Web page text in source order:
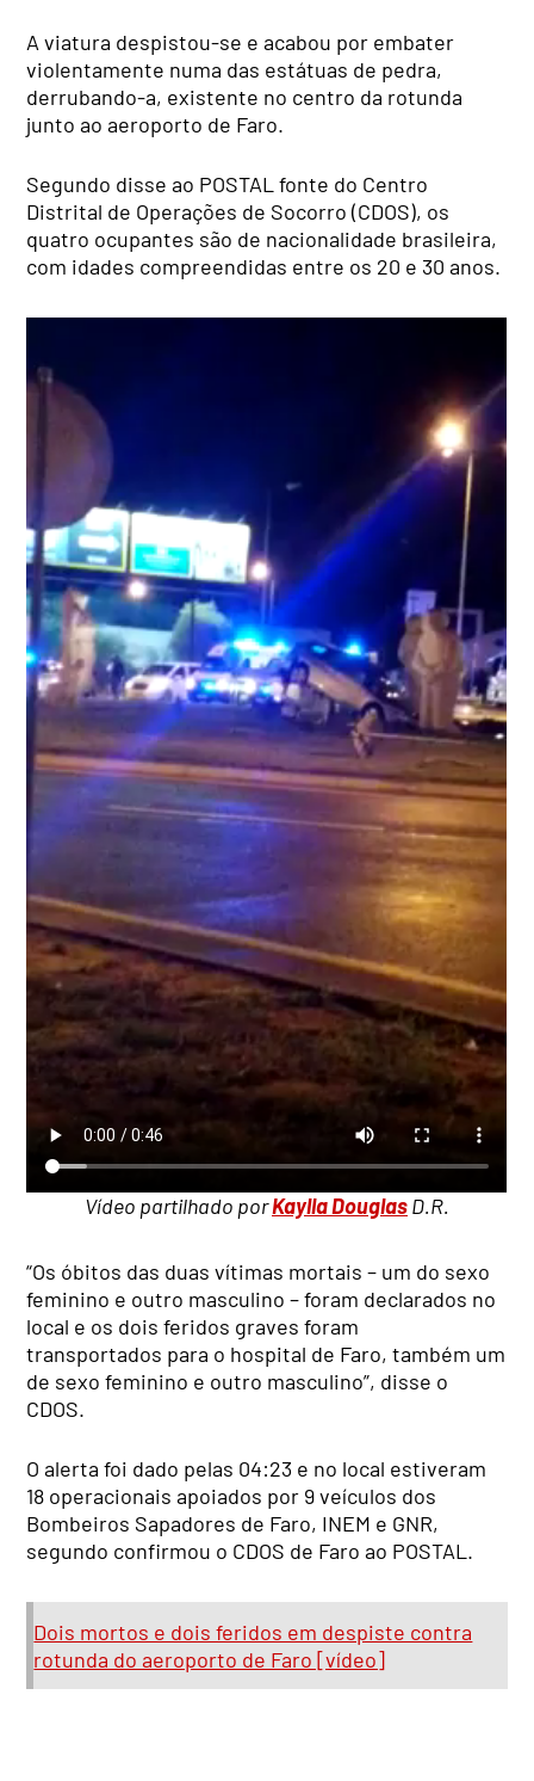
A viatura despistou-se e acabou por embater
violentamente numa das estátuas de pedra,
derrubando-a, existente no centro da rotunda
junto ao aeroporto de Faro.
Segundo disse ao POSTAL fonte do Centro
Distrital de Operações de Socorro (CDOS), os
quatro ocupantes são de nacionalidade brasileira,
com idades compreendidas entre os 20 e 30 anos.
Vídeo partilhado porKaylla DouglasD.R.
“Os óbitos das duas vítimas mortais – um do sexo
feminino e outro masculino – foram declarados no
local e os dois feridos graves foram
transportados para o hospital de Faro, também um
de sexo feminino e outro masculino”, disse o
CDOS.
O alerta foi dado pelas 04:23 e no local estiveram
18 operacionais apoiados por 9 veículos dos
Bombeiros Sapadores de Faro, INEM e GNR,
segundo confirmou o CDOS de Faro ao POSTAL.
Dois mortos e dois feridos em despiste contra
rotunda do aeroporto de Faro [vídeo]